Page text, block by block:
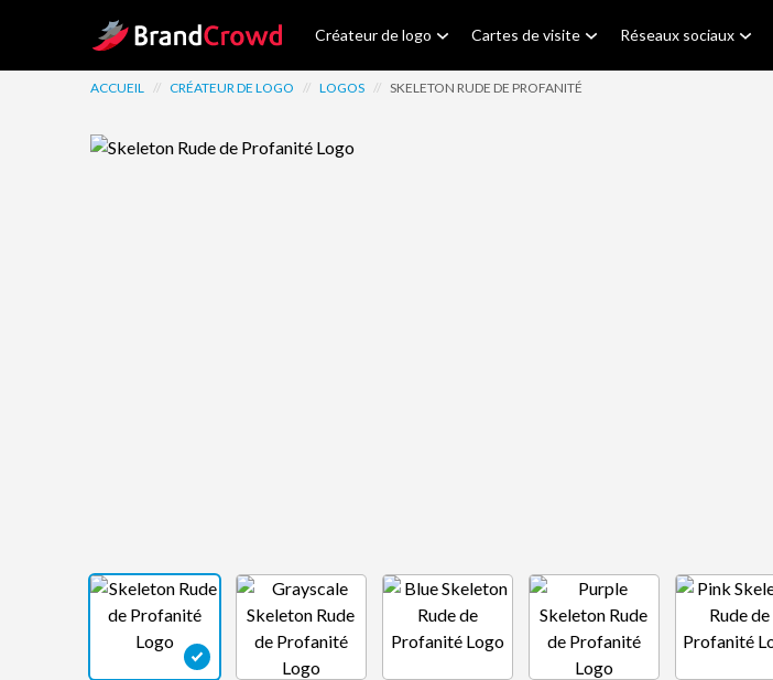
Site Logo Créateur de logo Cartes de visite Réseaux sociaux
ACCUEIL // CRÉATEUR DE LOGO // LOGOS // SKELETON RUDE DE PROFANITÉ